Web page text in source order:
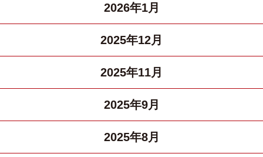
2026年1月
2025年12月
2025年11月
2025年9月
2025年8月